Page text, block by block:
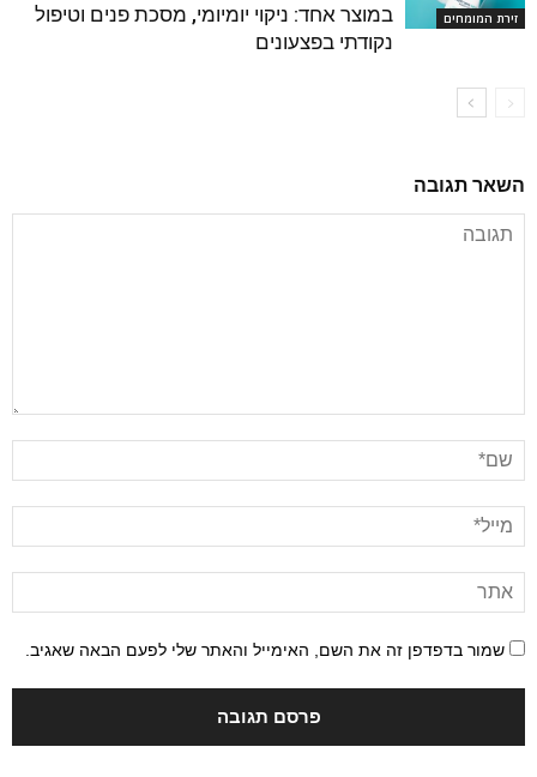
זירת המומחים
במוצר אחד: ניקוי יומיומי, מסכת פנים וטיפול
נקודתי בפצעונים
השאר תגובה
שמור בדפדפן זה את השם, האימייל והאתר שלי לפעם הבאה שאגיב.